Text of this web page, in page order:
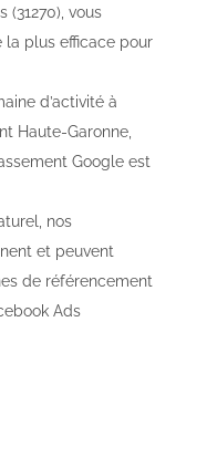
(31270), vous
la plus efficace pour
d’activité à
Haute-Garonne,
Google est
nos
et peuvent
de référencement
Ads